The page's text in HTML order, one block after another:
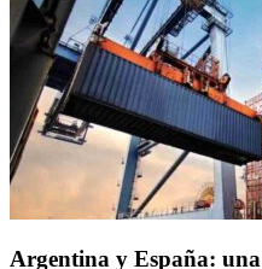
Argentina y España: